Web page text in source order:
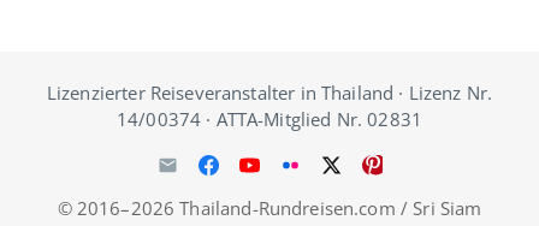
Lizenzierter Reiseveranstalter in Thailand · Lizenz Nr.
14/00374 · ATTA-Mitglied Nr. 02831
© 2016–2026 Thailand-Rundreisen.com / Sri Siam